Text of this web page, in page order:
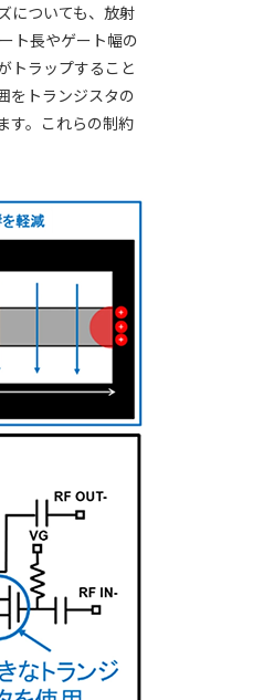
についても、放射
ト長やゲート幅の
トラップすること
をトランジスタの
す。これらの制約